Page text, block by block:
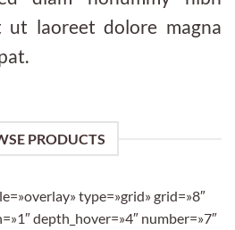
ut laoreet dolore magna
PRODUCTS
type=»grid» grid=»8″
depth_hover=»4″ number=»7″